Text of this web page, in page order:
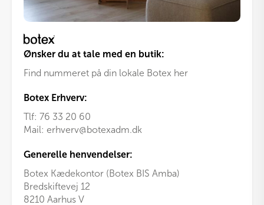
Ønsker du at tale med en butik:
Find nummeret på din lokale Botex her
Botex Erhverv:
Tlf: 76 33 20 60
Mail: erhverv@botexadm.dk
Generelle henvendelser:
Botex Kædekontor (Botex BIS Amba)
Bredskiftevej 12
8210 Aarhus V